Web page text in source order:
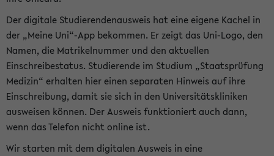
Der digitale Studierendenausweis hat eine eigene Kachel in
der „Meine Uni“-App bekommen. Er zeigt das Uni-Logo, den
Namen, die Matrikelnummer und den aktuellen
Einschreibestatus. Studierende im Studium „Staatsprüfung
Medizin“ erhalten hier einen separaten Hinweis auf ihre
Einschreibung, damit sie sich in den Universitätskliniken
ausweisen können. Der Ausweis funktioniert auch dann,
wenn das Telefon nicht online ist.
Wir starten mit dem digitalen Ausweis in eine